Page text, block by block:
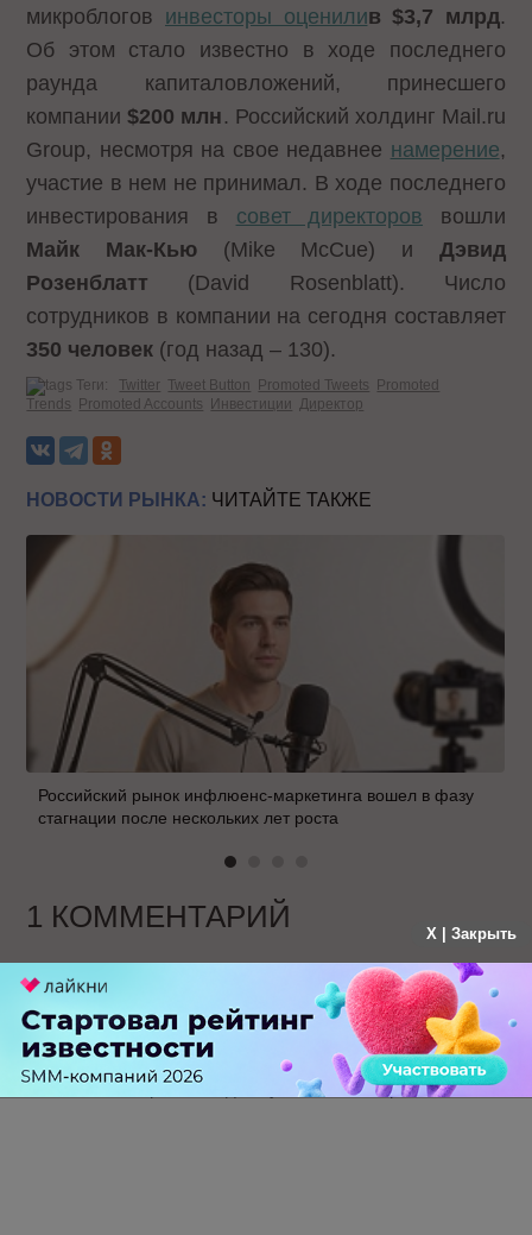
микроблогов инвесторы оценилив $3,7 млрд.
Об этом стало известно в ходе последнего
раунда капиталовложений, принесшего
компании$200 млн . Российский холдинг Mail.ru
Group, несмотря на свое недавнее намерение,
участие в нем не принимал. В ходе последнего
инвестирования в совет директоров вошли
Майк Мак-Кью (Mike McCue) и Дэвид
Розенблатт (David Rosenblatt). Число
сотрудников в компании на сегодня составляет
350 человек (год назад – 130).
Теги: Twitter Tweet Button Promoted Tweets
Promoted
Trends
Promoted Accounts Инвестиции Директор
НОВОСТИ РЫНКА: ЧИТАЙТЕ ТАКЖЕ
Российский рынок инфлюенс-маркетинга вошел в фазу
стагнации после нескольких лет роста
1 КОММЕНТАРИЙ
больше года назад
Спасибо за информацию.
Интересно, а где поучиться с ним работать!?
X | Закрыть